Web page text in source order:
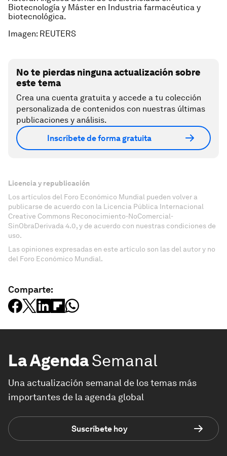
Biotecnología y Máster en Industria farmacéutica y
biotecnológica.
Imagen: REUTERS
No te pierdas ninguna actualización sobre
este tema
Crea una cuenta gratuita y accede a tu colección
personalizada de contenidos con nuestras últimas
publicaciones y análisis.
Inscríbete de forma gratuita
Licencia y republicación
Los artículos del Foro Económico Mundial pueden volver a
publicarse de acuerdo con la Licencia Pública Internacional
Creative Commons Reconocimiento-NoComercial-
SinObraDerivada 4.0, y de acuerdo con nuestras condiciones de
uso.
Las opiniones expresadas en este artículo son las del autor y no
del Foro Económico Mundial.
Comparte:
La AgendaSemanal
Una actualización semanal de los temas más
importantes de la agenda global
Suscríbete hoy